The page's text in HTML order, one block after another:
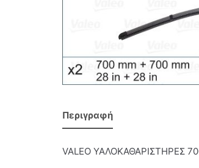
Περιγραφή
VALEO ΥΑΛΟΚΑΘΑΡΙΣΤΗΡΕΣ